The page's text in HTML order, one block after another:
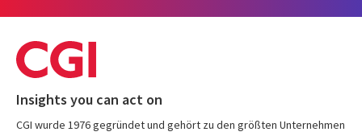
Insights you can act on
CGI wurde 1976 gegründet und gehört zu den größten Unternehmen